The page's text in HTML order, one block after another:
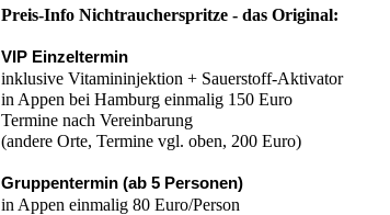
Preis-Info Nichtraucherspritze - das Original:
VIP Einzeltermin
inklusive Vitamininjektion + Sauerstoff-Aktivator
in Appen bei Hamburg einmalig 150 Euro
Termine nach Vereinbarung
(andere Orte, Termine vgl. oben, 200 Euro)
Gruppentermin (ab 5 Personen)
in Appen einmalig 80 Euro/Person